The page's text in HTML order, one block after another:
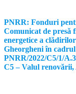
PNRR: Fonduri
Comunicat de presă
energetice a
Gheorgheni în
PNRR/2022/C5/1/
C5 – Valul renovării,